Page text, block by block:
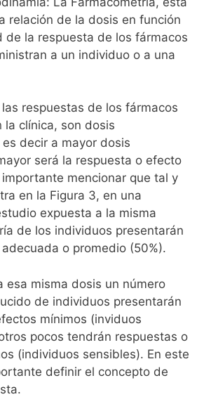
relación de la dosis en función
de la respuesta de los fármacos
a un individuo o a una
respuestas de los fármacos
la clínica, son dosis
decir a mayor dosis
será la respuesta o efecto
mencionar que tal y
en la Figura 3, en una
expuesta a la misma
de los individuos presentarán
o promedio (50%).
esa misma dosis un número
de individuos presentarán
mínimos (inviduos
pocos tendrán respuestas o
(individuos sensibles). En este
definir el concepto de